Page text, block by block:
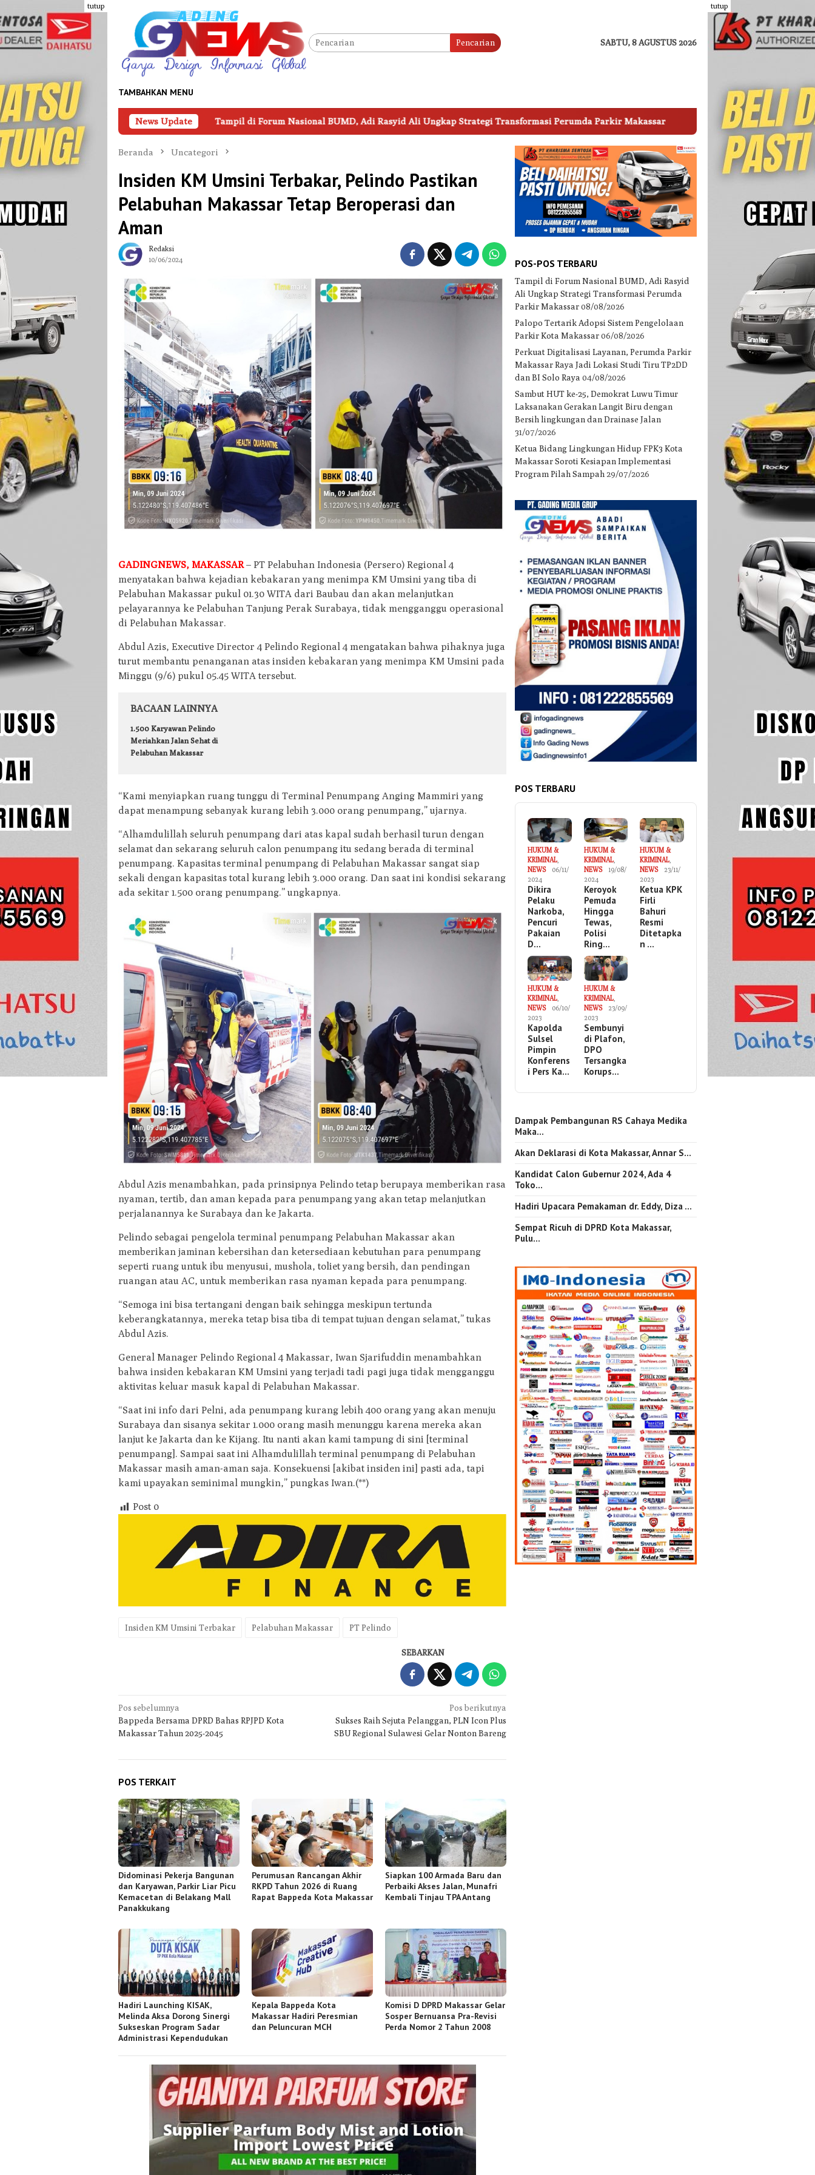
ke
konten
tutup tutup
Pencarian SABTU, 8 AGUSTUS 2026
TAMBAHKAN MENU
News Update
Tampil di Forum Nasional BUMD, Adi Rasyid Ali Ungkap Strategi Transformasi Perumda Parkir Makassar Palopo Tertarik Adopsi Sistem Pengelolaan Parkir Kota
Beranda Uncategori
Insiden KM Umsini Terbakar, Pelindo Pastikan
Pelabuhan Makassar Tetap Beroperasi dan
Aman
Redaksi
10/06/2024
GADINGNEWS, MAKASSAR– PT Pelabuhan Indonesia (Persero) Regional 4
menyatakan bahwa kejadian kebakaran yang menimpa KM Umsini yang tiba di
Pelabuhan Makassar pukul 01.30 WITA dari Baubau dan akan melanjutkan
pelayarannya ke Pelabuhan Tanjung Perak Surabaya, tidak mengganggu operasional
di Pelabuhan Makassar.
Abdul Azis, Executive Director 4 Pelindo Regional 4 mengatakan bahwa pihaknya juga
turut membantu penanganan atas insiden kebakaran yang menimpa KM Umsini pada
Minggu (9/6) pukul 05.45 WITA tersebut.
BACAAN LAINNYA
1.500 Karyawan Pelindo
Meriahkan Jalan Sehat di
Pelabuhan Makassar
“Kami menyiapkan ruang tunggu di Terminal Penumpang Anging Mammiri yang
dapat menampung sebanyak kurang lebih 3.000 orang penumpang,” ujarnya.
“Alhamdulillah seluruh penumpang dari atas kapal sudah berhasil turun dengan
selamat dan sekarang seluruh calon penumpang itu sedang berada di terminal
penumpang. Kapasitas terminal penumpang di Pelabuhan Makassar sangat siap
sekali dengan kapasitas total kurang lebih 3.000 orang. Dan saat ini kondisi sekarang
ada sekitar 1.500 orang penumpang.” ungkapnya.
Abdul Azis menambahkan, pada prinsipnya Pelindo tetap berupaya memberikan rasa
nyaman, tertib, dan aman kepada para penumpang yang akan tetap melanjutkan
perjalanannya ke Surabaya dan ke Jakarta.
Pelindo sebagai pengelola terminal penumpang Pelabuhan Makassar akan
memberikan jaminan kebersihan dan ketersediaan kebutuhan para penumpang
seperti ruang untuk ibu menyusui, mushola, toliet yang bersih, dan pendingan
ruangan atau AC, untuk memberikan rasa nyaman kepada para penumpang.
“Semoga ini bisa tertangani dengan baik sehingga meskipun tertunda
keberangkatannya, mereka tetap bisa tiba di tempat tujuan dengan selamat,” tukas
Abdul Azis.
General Manager Pelindo Regional 4 Makassar, Iwan Sjarifuddin menambahkan
bahwa insiden kebakaran KM Umsini yang terjadi tadi pagi juga tidak mengganggu
aktivitas keluar masuk kapal di Pelabuhan Makassar.
“Saat ini info dari Pelni, ada penumpang kurang lebih 400 orang yang akan menuju
Surabaya dan sisanya sekitar 1.000 orang masih menunggu karena mereka akan
lanjut ke Jakarta dan ke Kijang. Itu nanti akan kami tampung di sini [terminal
penumpang]. Sampai saat ini Alhamdulillah terminal penumpang di Pelabuhan
Makassar masih aman-aman saja. Konsekuensi [akibat insiden ini] pasti ada, tapi
kami upayakan seminimal mungkin,” pungkas Iwan.(**)
Post 0
Insiden KM Umsini Terbakar Pelabuhan Makassar PT Pelindo
SEBARKAN
Navigasi
pos
Pos sebelumnya
Bappeda Bersama DPRD Bahas RPJPD Kota
Makassar Tahun 2025-2045
Pos berikutnya
Sukses Raih Sejuta Pelanggan, PLN Icon Plus
SBU Regional Sulawesi Gelar Nonton Bareng
POS TERKAIT
Didominasi Pekerja Bangunan
dan Karyawan, Parkir Liar Picu
Kemacetan di Belakang Mall
Panakkukang
Perumusan Rancangan Akhir
RKPD Tahun 2026 di Ruang
Rapat Bappeda Kota Makassar
Siapkan 100 Armada Baru dan
Perbaiki Akses Jalan, Munafri
Kembali Tinjau TPA Antang
Hadiri Launching KISAK,
Melinda Aksa Dorong Sinergi
Sukseskan Program Sadar
Administrasi Kependudukan
Kepala Bappeda Kota
Makassar Hadiri Peresmian
dan Peluncuran MCH
Komisi D DPRD Makassar Gelar
Sosper Bernuansa Pra-Revisi
Perda Nomor 2 Tahun 2008
POS-POS TERBARU
Tampil di Forum Nasional BUMD, Adi Rasyid
Ali Ungkap Strategi Transformasi Perumda
Parkir Makassar 08/08/2026
Palopo Tertarik Adopsi Sistem Pengelolaan
Parkir Kota Makassar 06/08/2026
Perkuat Digitalisasi Layanan, Perumda Parkir
Makassar Raya Jadi Lokasi Studi Tiru TP2DD
dan BI Solo Raya 04/08/2026
Sambut HUT ke-25, Demokrat Luwu Timur
Laksanakan Gerakan Langit Biru dengan
Bersih lingkungan dan Drainase Jalan
31/07/2026
Ketua Bidang Lingkungan Hidup FPK3 Kota
Makassar Soroti Kesiapan Implementasi
Program Pilah Sampah 29/07/2026
POS TERBARU
HUKUM &
KRIMINAL
NEWS
06/11/
2024
Dikira
Pelaku
Narkoba,
Pencuri
Pakaian
D…
HUKUM &
KRIMINAL,
NEWS
19/08/
2024
Keroyok
Pemuda
Hingga
Tewas,
Polisi
Ring…
HUKUM &
KRIMINAL
NEWS
23/11/
2023
Ketua KPK
Firli
Bahuri
Resmi
Ditetapka
n …
HUKUM &
KRIMINAL
NEWS
06/10/
2023
Kapolda
Sulsel
Pimpin
Konferens
i Pers Ka…
HUKUM &
KRIMINAL,
NEWS
23/09/
2023
Sembunyi
di Plafon,
DPO
Tersangka
Korups…
Dampak Pembangunan RS Cahaya Medika
Maka…
Akan Deklarasi di Kota Makassar, Annar S…
Kandidat Calon Gubernur 2024, Ada 4
Toko…
Hadiri Upacara Pemakaman dr. Eddy, Diza …
Sempat Ricuh di DPRD Kota Makassar,
Pulu…